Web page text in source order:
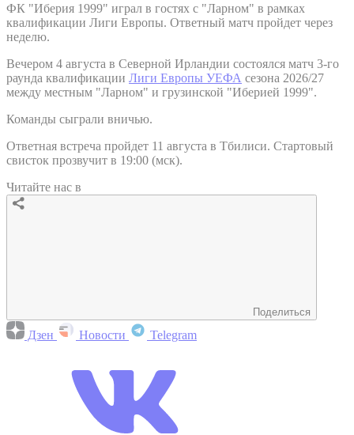
ФК "Иберия 1999" играл в гостях с "Ларном" в рамках
квалификации Лиги Европы. Ответный матч пройдет через
неделю.
Вечером 4 августа в Северной Ирландии состоялся матч 3-го
раунда квалификации Лиги Европы УЕФА сезона 2026/27
между местным "Ларном" и грузинской "Иберией 1999".
Команды сыграли вничью.
Ответная встреча пройдет 11 августа в Тбилиси. Стартовый
свисток прозвучит в 19:00 (мск).
Читайте нас в
Поделиться
Дзен Новости Telegram